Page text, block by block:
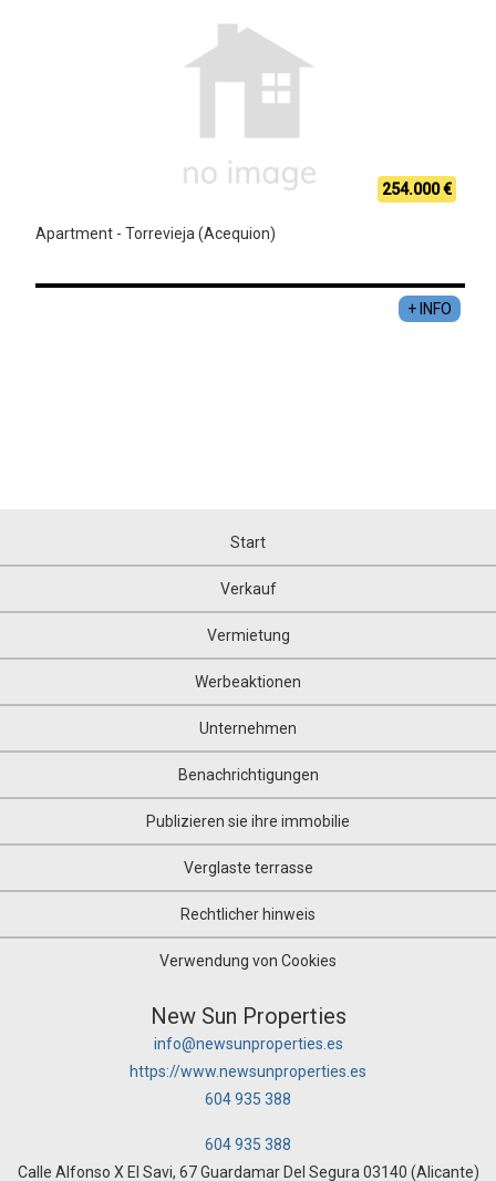
254.000 €
Apartment - Torrevieja (Acequion)
+ INFO
Start
Verkauf
Vermietung
Werbeaktionen
Unternehmen
Benachrichtigungen
Publizieren sie ihre immobilie
Verglaste terrasse
Rechtlicher hinweis
Verwendung von Cookies
New Sun Properties
info@newsunproperties.es
https://www.newsunproperties.es
604 935 388
604 935 388
Calle Alfonso X El Savi, 67 Guardamar Del Segura 03140 (Alicante)